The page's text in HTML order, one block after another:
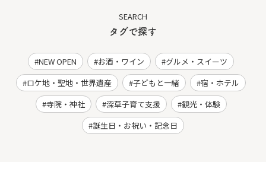
SEARCH
タグで探す
NEW OPEN お酒・ワイン
グルメ・スイーツ
ロケ地・聖地・世界遺産
子どもと一緒
宿・ホテル
寺院・神社
深草子育て支援
観光・体験
誕生日・お祝い・記念日